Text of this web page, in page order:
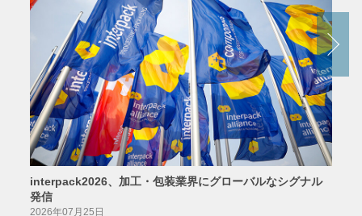
interpack2026、加工・包装業界にグローバルなシグナル
発信
2026年07月25日